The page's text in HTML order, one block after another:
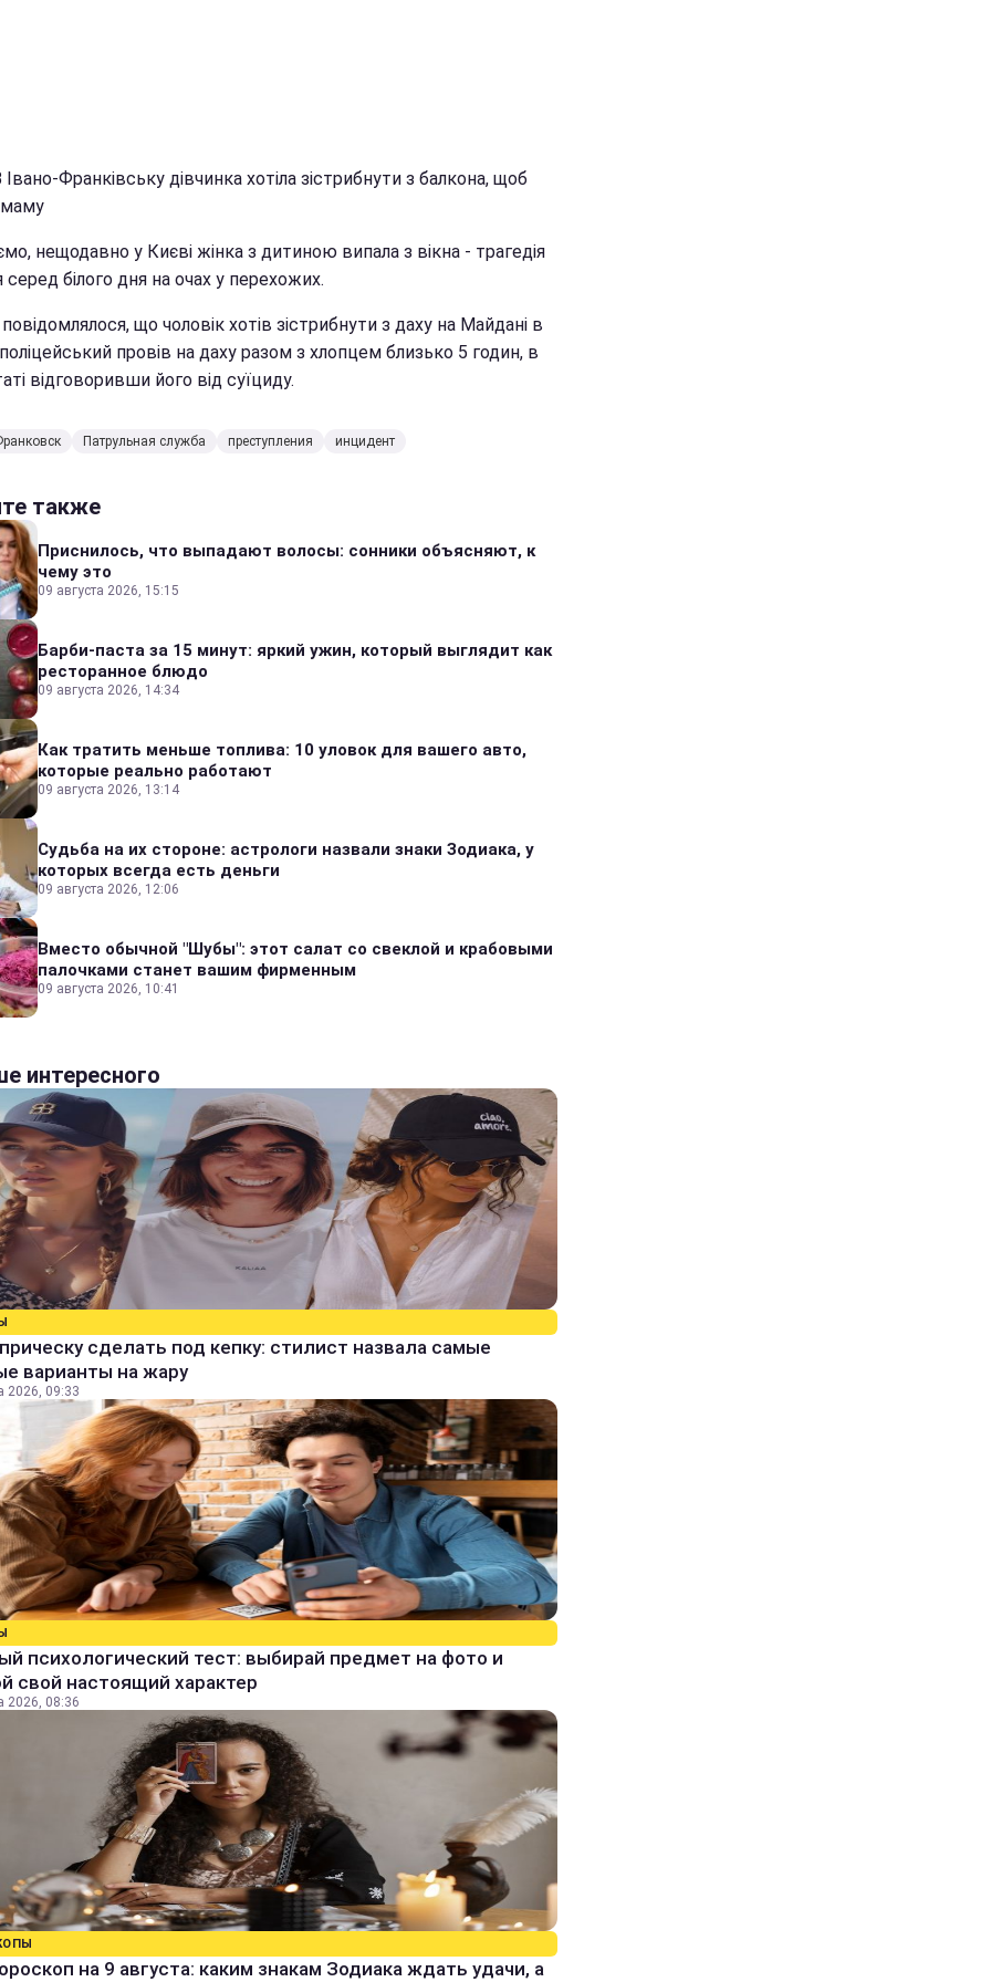
Івано-Франківську дівчинка хотіла зістрибнути з балкона, щоб
нещодавно у Києві жінка з дитиною випала з вікна - трагедія
серед білого дня на очах у перехожих.
що чоловік хотів зістрибнути з даху на Майдані в
поліцейський провів на даху разом з хлопцем близько 5 годин, в
відговоривши його від суїциду.
Патрульная служба преступления инцидент
также
Приснилось, что выпадают волосы: сонники объясняют, к
чему это
09 августа 2026, 15:15
Барби-паста за 15 минут: яркий ужин, который выглядит как
ресторанное блюдо
09 августа 2026, 14:34
Как тратить меньше топлива: 10 уловок для вашего авто,
которые реально работают
09 августа 2026, 13:14
Судьба на их стороне: астрологи назвали знаки Зодиака, у
которых всегда есть деньги
09 августа 2026, 12:06
Вместо обычной "Шубы": этот салат со свеклой и крабовыми
палочками станет вашим фирменным
09 августа 2026, 10:41
интересного
сделать под кепку: стилист назвала самые
варианты на жару
2026, 09:33
психологический тест: выбирай предмет на фото и
свой настоящий характер
2026, 08:36
на 9 августа: каким знакам Зодиака ждать удачи, а